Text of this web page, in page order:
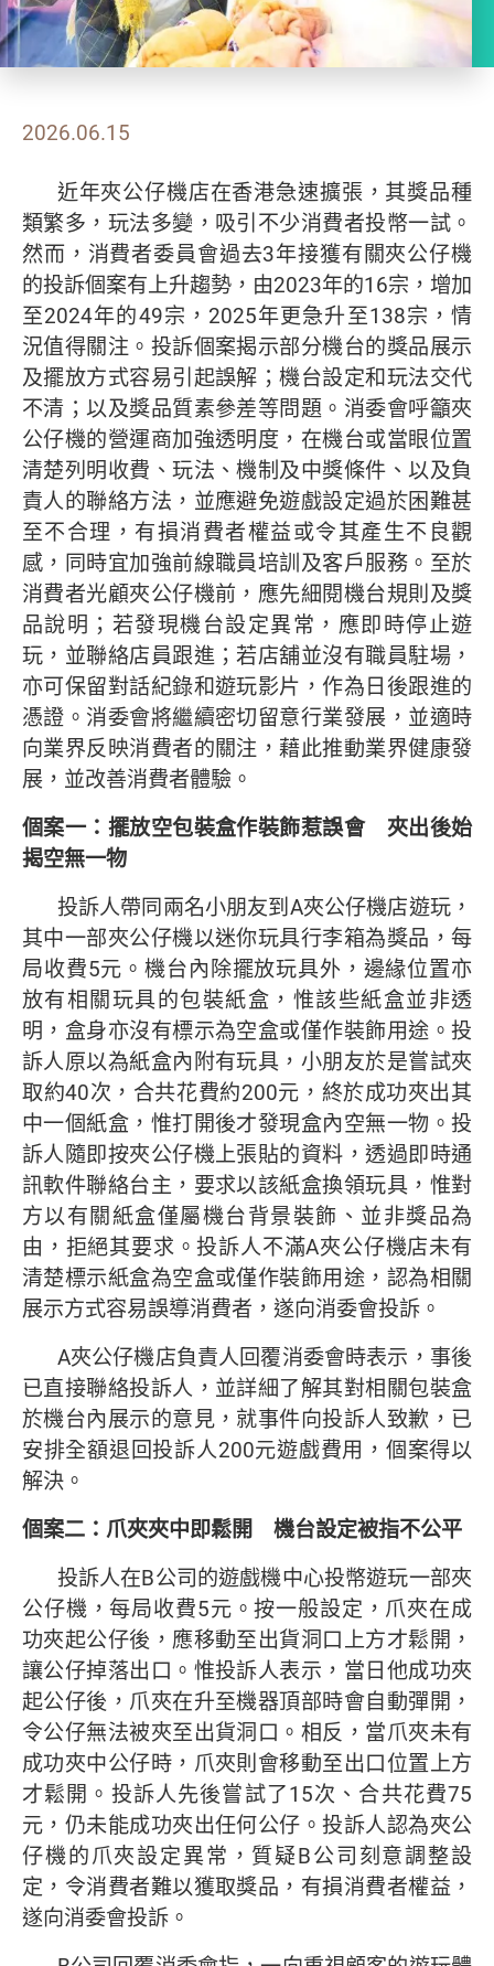
2026.06.15
近年夾公仔機店在香港急速擴張，其獎品種
類繁多，玩法多變，吸引不少消費者投幣一試。
然而，消費者委員會過去3年接獲有關夾公仔機
的投訴個案有上升趨勢，由2023年的16宗，增加
至2024年的49宗，2025年更急升至138宗，情
況值得關注。投訴個案揭示部分機台的獎品展示
及擺放方式容易引起誤解；機台設定和玩法交代
不清；以及獎品質素參差等問題。消委會呼籲夾
公仔機的營運商加強透明度，在機台或當眼位置
清楚列明收費、玩法、機制及中獎條件、以及負
責人的聯絡方法，並應避免遊戲設定過於困難甚
至不合理，有損消費者權益或令其產生不良觀
感，同時宜加強前線職員培訓及客戶服務。至於
消費者光顧夾公仔機前，應先細閱機台規則及獎
品說明；若發現機台設定異常，應即時停止遊
玩，並聯絡店員跟進；若店舖並沒有職員駐場，
亦可保留對話紀錄和遊玩影片，作為日後跟進的
憑證。消委會將繼續密切留意行業發展，並適時
向業界反映消費者的關注，藉此推動業界健康發
展，並改善消費者體驗。
個案一：擺放空包裝盒作裝飾惹誤會 夾出後始
揭空無一物
投訴人帶同兩名小朋友到A夾公仔機店遊玩，
其中一部夾公仔機以迷你玩具行李箱為獎品，每
局收費5元。機台內除擺放玩具外，邊緣位置亦
放有相關玩具的包裝紙盒，惟該些紙盒並非透
明，盒身亦沒有標示為空盒或僅作裝飾用途。投
訴人原以為紙盒內附有玩具，小朋友於是嘗試夾
取約40次，合共花費約200元，終於成功夾出其
中一個紙盒，惟打開後才發現盒內空無一物。投
訴人隨即按夾公仔機上張貼的資料，透過即時通
訊軟件聯絡台主，要求以該紙盒換領玩具，惟對
方以有關紙盒僅屬機台背景裝飾、並非獎品為
由，拒絕其要求。投訴人不滿A夾公仔機店未有
清楚標示紙盒為空盒或僅作裝飾用途，認為相關
展示方式容易誤導消費者，遂向消委會投訴。
A夾公仔機店負責人回覆消委會時表示，事後
已直接聯絡投訴人，並詳細了解其對相關包裝盒
於機台內展示的意見，就事件向投訴人致歉，已
安排全額退回投訴人200元遊戲費用，個案得以
解決。
個案二：爪夾夾中即鬆開 機台設定被指不公平
投訴人在B公司的遊戲機中心投幣遊玩一部夾
公仔機，每局收費5元。按一般設定，爪夾在成
功夾起公仔後，應移動至出貨洞口上方才鬆開，
讓公仔掉落出口。惟投訴人表示，當日他成功夾
起公仔後，爪夾在升至機器頂部時會自動彈開，
令公仔無法被夾至出貨洞口。相反，當爪夾未有
成功夾中公仔時，爪夾則會移動至出口位置上方
才鬆開。投訴人先後嘗試了15次、合共花費75
元，仍未能成功夾出任何公仔。投訴人認為夾公
仔機的爪夾設定異常，質疑B公司刻意調整設
定，令消費者難以獲取獎品，有損消費者權益，
遂向消委會投訴。